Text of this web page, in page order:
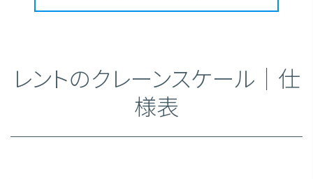
レントのクレーンスケール｜仕
様表